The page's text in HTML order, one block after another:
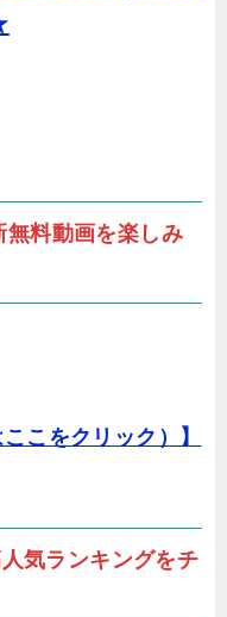
料動画を楽しみ
こをクリック）】
気ランキングをチ